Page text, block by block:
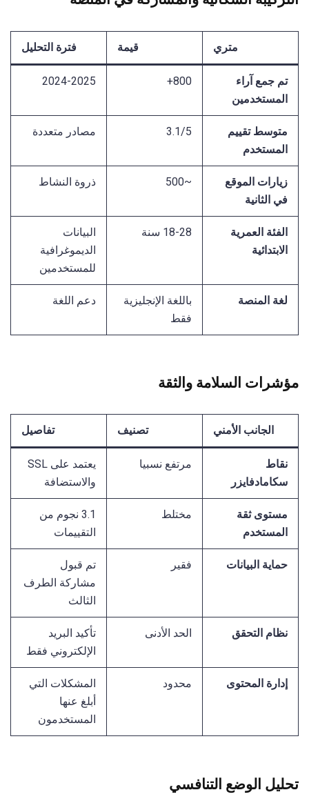
متري قيمة فترة التحليل
تم جمع آراء
المستخدمين
800+
2024-2025
متوسط تقييم
المستخدم
3.1/5 مصادر متعددة
زيارات الموقع
في الثانية
~500 ذروة النشاط
الفئة العمرية
الابتدائية
18-28 سنة
البيانات
الديموغرافية
للمستخدمين
لغة المنصة
باللغة الإنجليزية
فقط
دعم اللغة
مؤشرات السلامة والثقة
الجانب الأمني تصنيف تفاصيل
نقاط
سكامادفايزر
مرتفع نسبيا
يعتمد على SSL
والاستضافة
مستوى ثقة
المستخدم
مختلط
3.1 نجوم من
التقييمات
حماية البيانات فقير
تم قبول
مشاركة الطرف
الثالث
نظام التحقق الحد الأدنى
تأكيد البريد
الإلكتروني فقط
إدارة المحتوى محدود
المشكلات التي
أبلغ عنها
المستخدمون
تحليل الوضع التنافسي